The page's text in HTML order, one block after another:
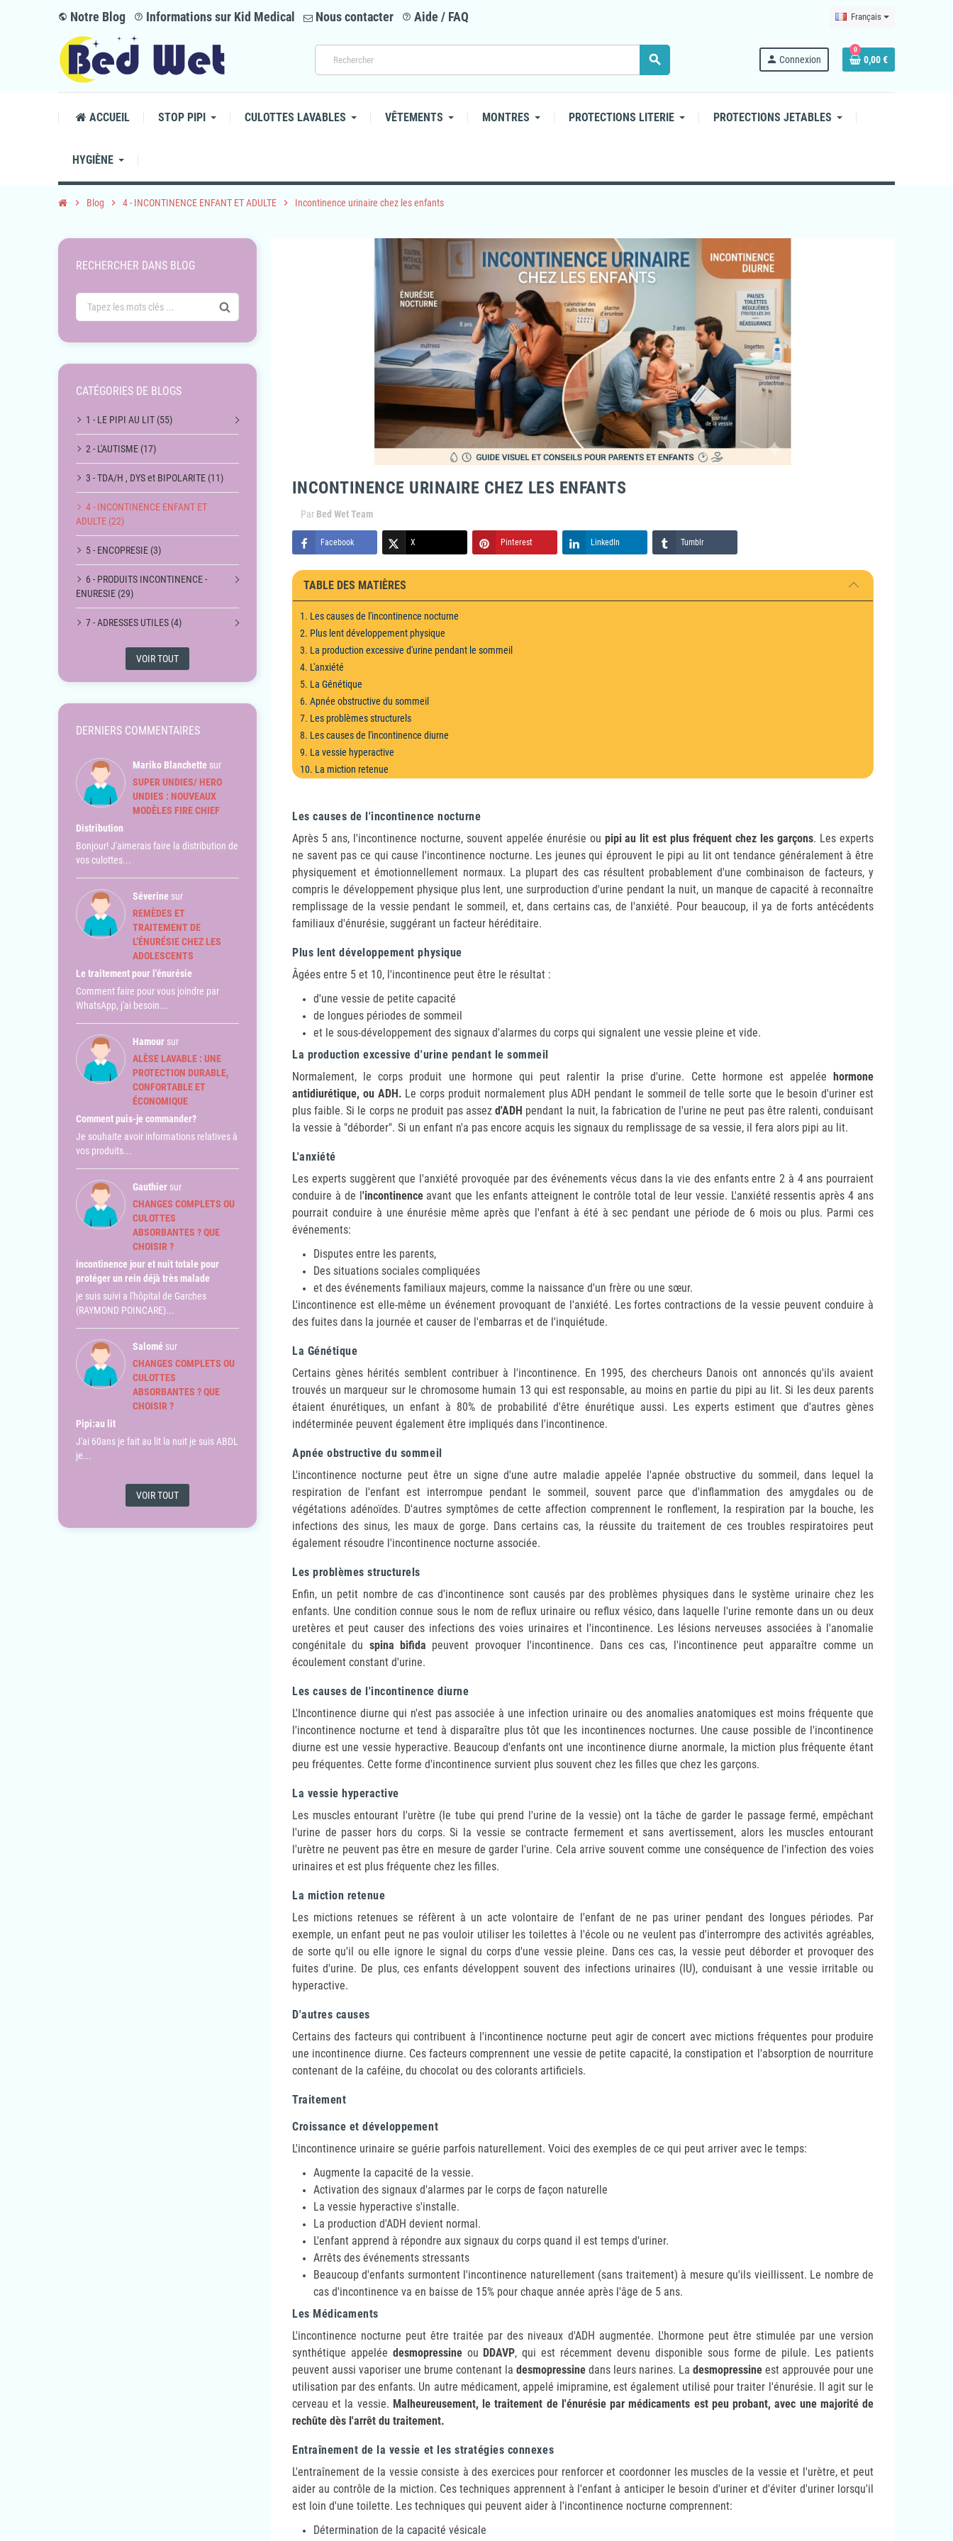
public Notre Blog help_outline Informations sur Kid Medical Nous contacter help_outline Aide / FAQ Français
search person Connexion
0
0,00 €
ACCUEIL STOP PIPI CULOTTES LAVABLES VÊTEMENTS MONTRES PROTECTIONS LITERIE PROTECTIONS JETABLES
HYGIÈNE
chevron_right Blog chevron_right 4 - INCONTINENCE ENFANT ET ADULTE chevron_right Incontinence urinaire chez les enfants
RECHERCHER DANS BLOG
CATÉGORIES DE BLOGS
1 - LE PIPI AU LIT (55)
2 - L'AUTISME (17)
3 - TDA/H , DYS et BIPOLARITE (11)
4 - INCONTINENCE ENFANT ET
ADULTE (22)
5 - ENCOPRESIE (3)
6 - PRODUITS INCONTINENCE -
ENURESIE (29)
7 - ADRESSES UTILES (4)
VOIR TOUT
DERNIERS COMMENTAIRES
Mariko Blanchette sur
SUPER UNDIES/ HERO
UNDIES : NOUVEAUX
MODÈLES FIRE CHIEF
Distribution
Bonjour! J'aimerais faire la distribution de
vos culottes...
Séverine sur
REMÈDES ET
TRAITEMENT DE
L’ÉNURÉSIE CHEZ LES
ADOLESCENTS
Le traitement pour l'énurésie
Comment faire pour vous joindre par
WhatsApp, j'ai besoin...
Hamour sur
ALÈSE LAVABLE : UNE
PROTECTION DURABLE,
CONFORTABLE ET
ÉCONOMIQUE
Comment puis-je commander?
Je souhaite avoir informations relatives à
vos produits...
Gauthier sur
CHANGES COMPLETS OU
CULOTTES
ABSORBANTES ? QUE
CHOISIR ?
incontinence jour et nuit totale pour
protéger un rein déjà très malade
je suis suivi a l'hôpital de Garches
(RAYMOND POINCARE)...
Salomé sur
CHANGES COMPLETS OU
CULOTTES
ABSORBANTES ? QUE
CHOISIR ?
Pipi:au lit
J'ai 60ans je fait au lit la nuit je suis ABDL
je...
VOIR TOUT
INCONTINENCE URINAIRE CHEZ LES ENFANTS
Par Bed Wet Team
Facebook X Pinterest LinkedIn Tumblr
TABLE DES MATIÈRES
1. Les causes de l'incontinence nocturne
2. Plus lent développement physique
3. La production excessive d'urine pendant le sommeil
4. L'anxiété
5. La Génétique
6. Apnée obstructive du sommeil
7. Les problèmes structurels
8. Les causes de l'incontinence diurne
9. La vessie hyperactive
10. La miction retenue
13. Croissance et développement
14. Les Médicaments
15. Entraînement de la vessie et les stratégies connexes
16. Alarmes de traitement pour le pipi au lit
Les causes de l'incontinence nocturne
Après 5 ans, l'incontinence nocturne, souvent appelée énurésie ou pipi au lit est plus fréquent chez les garçons. Les experts
ne savent pas ce qui cause l'incontinence nocturne. Les jeunes qui éprouvent le pipi au lit ont tendance généralement à être
physiquement et émotionnellement normaux. La plupart des cas résultent probablement d'une combinaison de facteurs, y
compris le développement physique plus lent, une surproduction d'urine pendant la nuit, un manque de capacité à reconnaître
remplissage de la vessie pendant le sommeil, et, dans certains cas, de l'anxiété. Pour beaucoup, il ya de forts antécédents
familiaux d'énurésie, suggérant un facteur héréditaire.
Plus lent développement physique
Âgées entre 5 et 10, l'incontinence peut être le résultat :
d'une vessie de petite capacité
de longues périodes de sommeil
et le sous-développement des signaux d'alarmes du corps qui signalent une vessie pleine et vide.
La production excessive d'urine pendant le sommeil
Normalement, le corps produit une hormone qui peut ralentir la prise d'urine. Cette hormone est appelée
hormone
antidiurétique, ou ADH. Le corps produit normalement plus ADH pendant le sommeil de telle sorte que le besoin d'uriner est
plus faible. Si le corps ne produit pas assezd'ADH pendant la nuit, la fabrication de l'urine ne peut pas être ralenti, conduisant
la vessie à "déborder". Si un enfant n'a pas encore acquis les signaux du remplissage de sa vessie, il fera alors pipi au lit.
L'anxiété
Les experts suggèrent que l'anxiété provoquée par des événements vécus dans la vie des enfants entre 2 à 4 ans pourraient
conduire à de l 'incontinenceavant que les enfants atteignent le contrôle total de leur vessie. L'anxiété ressentis après 4 ans
pourrait conduire à une énurésie même après que l'enfant à été à sec pendant une période de 6 mois ou plus. Parmi ces
événements:
Disputes entre les parents,
Des situations sociales compliquées
et des événements familiaux majeurs, comme la naissance d'un frère ou une sœur.
L'incontinence est elle-même un événement provoquant de l'anxiété. Les fortes contractions de la vessie peuvent conduire à
des fuites dans la journée et causer de l'embarras et de l'inquiétude.
La Génétique
Certains gènes hérités semblent contribuer à l'incontinence. En 1995, des chercheurs Danois ont annoncés qu'ils avaient
trouvés un marqueur sur le chromosome humain 13 qui est responsable, au moins en partie du pipi au lit. Si les deux parents
étaient énurétiques, un enfant à 80% de probabilité d'être énurétique aussi. Les experts estiment que d'autres gènes
indéterminée peuvent également être impliqués dans l'incontinence.
Apnée obstructive du sommeil
L'incontinence nocturne peut être un signe d'une autre maladie appelée l'apnée obstructive du sommeil, dans lequel la
respiration de l'enfant est interrompue pendant le sommeil, souvent parce que d'inflammation des amygdales ou de
végétations adénoïdes. D'autres symptômes de cette affection comprennent le ronflement, la respiration par la bouche, les
infections des sinus, les maux de gorge. Dans certains cas, la réussite du traitement de ces troubles respiratoires peut
également résoudre l'incontinence nocturne associée.
Les problèmes structurels
Enfin, un petit nombre de cas d'incontinence sont causés par des problèmes physiques dans le système urinaire chez les
enfants. Une condition connue sous le nom de reflux urinaire ou reflux vésico, dans laquelle l'urine remonte dans un ou deux
uretères et peut causer des infections des voies urinaires et l'incontinence. Les lésions nerveuses associées à l'anomalie
congénitale du spina bifida peuvent provoquer l'incontinence. Dans ces cas, l'incontinence peut apparaître comme un
écoulement constant d'urine.
Les causes de l'incontinence diurne
L'Incontinence diurne qui n'est pas associée à une infection urinaire ou des anomalies anatomiques est moins fréquente que
l'incontinence nocturne et tend à disparaître plus tôt que les incontinences nocturnes. Une cause possible de l'incontinence
diurne est une vessie hyperactive. Beaucoup d'enfants ont une incontinence diurne anormale, la miction plus fréquente étant
peu fréquentes. Cette forme d'incontinence survient plus souvent chez les filles que chez les garçons.
La vessie hyperactive
Les muscles entourant l'urètre (le tube qui prend l'urine de la vessie) ont la tâche de garder le passage fermé, empêchant
l'urine de passer hors du corps. Si la vessie se contracte fermement et sans avertissement, alors les muscles entourant
l'urètre ne peuvent pas être en mesure de garder l'urine. Cela arrive souvent comme une conséquence de l'infection des voies
urinaires et est plus fréquente chez les filles.
La miction retenue
Les mictions retenues se réfèrent à un acte volontaire de l'enfant de ne pas uriner pendant des longues périodes. Par
exemple, un enfant peut ne pas vouloir utiliser les toilettes à l'école ou ne veulent pas d'interrompre des activités agréables,
de sorte qu'il ou elle ignore le signal du corps d'une vessie pleine. Dans ces cas, la vessie peut déborder et provoquer des
fuites d'urine. De plus, ces enfants développent souvent des infections urinaires (IU), conduisant à une vessie irritable ou
hyperactive.
D'autres causes
Certains des facteurs qui contribuent à l'incontinence nocturne peut agir de concert avec mictions fréquentes pour produire
une incontinence diurne. Ces facteurs comprennent une vessie de petite capacité, la constipation et l'absorption de nourriture
contenant de la caféine, du chocolat ou des colorants artificiels.
Traitement
Croissance et développement
L'incontinence urinaire se guérie parfois naturellement. Voici des exemples de ce qui peut arriver avec le temps:
Augmente la capacité de la vessie.
Activation des signaux d'alarmes par le corps de façon naturelle
La vessie hyperactive s'installe.
La production d'ADH devient normal.
L'enfant apprend à répondre aux signaux du corps quand il est temps d'uriner.
Arrêts des événements stressants
Beaucoup d'enfants surmontent l'incontinence naturellement (sans traitement) à mesure qu'ils vieillissent. Le nombre de
cas d'incontinence va en baisse de 15% pour chaque année après l'âge de 5 ans.
Les Médicaments
L'incontinence nocturne peut être traitée par des niveaux d'ADH augmentée. L'hormone peut être stimulée par une version
synthétique appelée desmopressineou DDAVP, qui est récemment devenu disponible sous forme de pilule. Les patients
peuvent aussi vaporiser une brume contenant la desmopressine dans leurs narines. La desmopressine est approuvée pour une
utilisation par des enfants. Un autre médicament, appelé imipramine, est également utilisé pour traiter l'énurésie. Il agit sur le
cerveau et la vessie. Malheureusement, le traitement de l'énurésie par médicaments est peu probant, avec une majorité de
rechûte dès l'arrêt du traitement.
Entraînement de la vessie et les stratégies connexes
L'entraînement de la vessie consiste à des exercices pour renforcer et coordonner les muscles de la vessie et l'urètre, et peut
aider au contrôle de la miction. Ces techniques apprennent à l'enfant à anticiper le besoin d'uriner et d'éviter d'uriner lorsqu'il
est loin d'une toilette. Les techniques qui peuvent aider à l'incontinence nocturne comprennent:
Détermination de la capacité vésicale